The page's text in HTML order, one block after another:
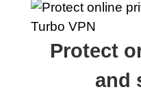
Protect
and